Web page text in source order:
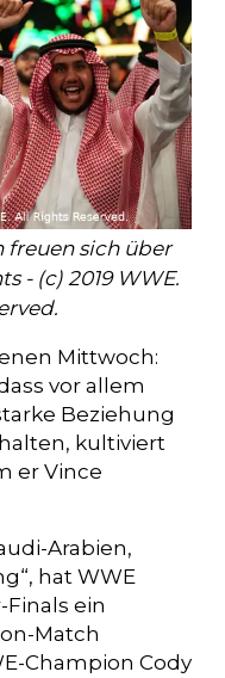
freuen sich über
- (c) 2019 WWE.
Mittwoch:
vor allem
Beziehung
kultiviert
er Vince
Arabien,
hat WWE
ein
Match
Champion Cody